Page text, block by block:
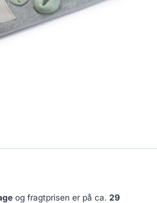
og fragtprisen er på ca. 29